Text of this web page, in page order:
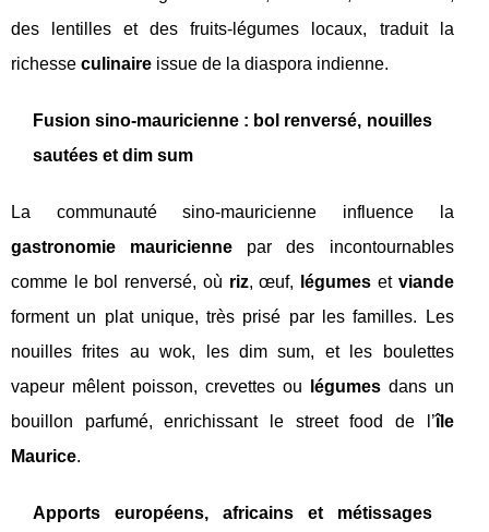
des lentilles et des fruits-légumes locaux, traduit la
richesse culinaire issue de la diaspora indienne.
Fusion sino-mauricienne : bol renversé, nouilles
sautées et dim sum
La communauté sino-mauricienne influence la
gastronomie mauricienne par des incontournables
comme le bol renversé, où riz, œuf, légumes et viande
forment un plat unique, très prisé par les familles. Les
nouilles frites au wok, les dim sum, et les boulettes
vapeur mêlent poisson, crevettes ou
légumesdans un
bouillon parfumé, enrichissant le street food de l’île
Maurice.
Apports européens, africains et métissages